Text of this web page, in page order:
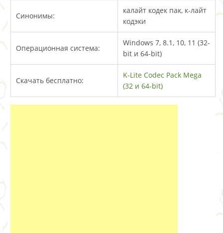
Синонимы:
калайт кодек пак, к-лайт
кодэки
Операционная система:
Windows 7, 8.1, 10, 11 (32-
bit и 64-bit)
Скачать бесплатно:
K-Lite Codec Pack Mega
(32 и 64-bit)